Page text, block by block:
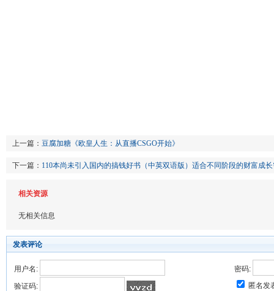
上一篇： 豆腐加糖《欧皇人生：从直播CSGO开始》
下一篇： 110本尚未引入国内的搞钱好书（中英双语版）适合不同阶段的财富成
相关资源
无相关信息
发表评论
用户名:
密码:
验证码:
匿名发